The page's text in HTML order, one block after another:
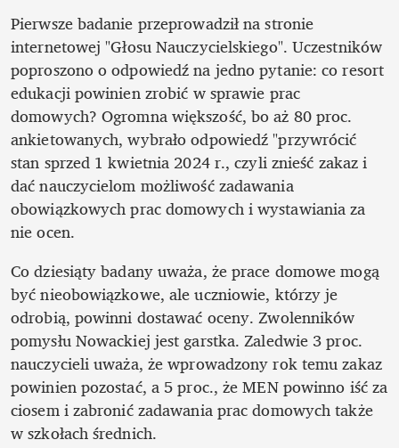
Pierwsze badanie przeprowadził na stronie
internetowej "Głosu Nauczycielskiego". Uczestników
poproszono o odpowiedź na jedno pytanie: co resort
edukacji powinien zrobić w sprawie prac
domowych? Ogromna większość, bo aż 80 proc.
ankietowanych, wybrało odpowiedź "przywrócić
stan sprzed 1 kwietnia 2024 r., czyli znieść zakaz i
dać nauczycielom możliwość zadawania
obowiązkowych prac domowych i wystawiania za
nie ocen.
Co dziesiąty badany uważa, że prace domowe mogą
być nieobowiązkowe, ale uczniowie, którzy je
odrobią, powinni dostawać oceny. Zwolenników
pomysłu Nowackiej jest garstka. Zaledwie 3 proc.
nauczycieli uważa, że wprowadzony rok temu zakaz
powinien pozostać, a 5 proc., że MEN powinno iść za
ciosem i zabronić zadawania prac domowych także
w szkołach średnich.